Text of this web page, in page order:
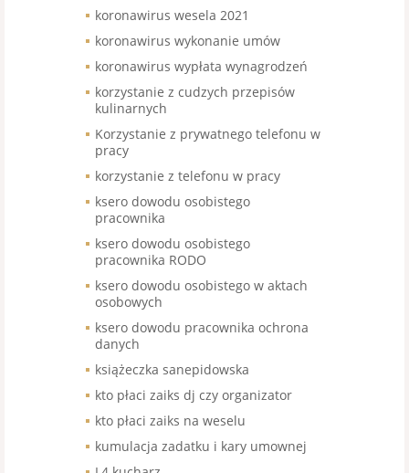
koronawirus wesela 2021
koronawirus wykonanie umów
koronawirus wypłata wynagrodzeń
korzystanie z cudzych przepisów
kulinarnych
Korzystanie z prywatnego telefonu w
pracy
korzystanie z telefonu w pracy
ksero dowodu osobistego
pracownika
ksero dowodu osobistego
pracownika RODO
ksero dowodu osobistego w aktach
osobowych
ksero dowodu pracownika ochrona
danych
książeczka sanepidowska
kto płaci zaiks dj czy organizator
kto płaci zaiks na weselu
kumulacja zadatku i kary umownej